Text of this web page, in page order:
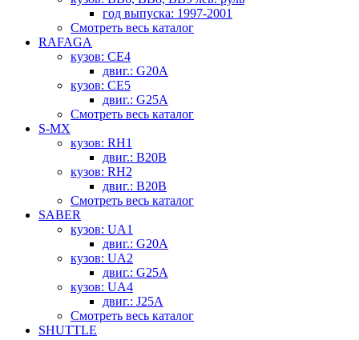
год выпуска: 1997-2001
Смотреть весь каталог
RAFAGA
кузов: CE4
двиг.: G20A
кузов: CE5
двиг.: G25A
Смотреть весь каталог
S-MX
кузов: RH1
двиг.: B20B
кузов: RH2
двиг.: B20B
Смотреть весь каталог
SABER
кузов: UA1
двиг.: G20A
кузов: UA2
двиг.: G25A
кузов: UA4
двиг.: J25A
Смотреть весь каталог
SHUTTLE